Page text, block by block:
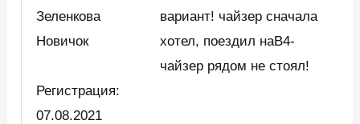
Зеленкова
Новичок
Регистрация:
07.08.2021
вариант! чайзер сначала
хотел, поездил наB4-
чайзер рядом не стоял!